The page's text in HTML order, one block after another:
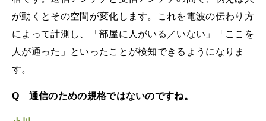
が動くとその空間が変化します。これを電波の伝わり方
によって計測し、「部屋に人がいる／いない」「ここを
人が通った」といったことが検知できるようになりま
す。
Q 通信のための規格ではないのですね。